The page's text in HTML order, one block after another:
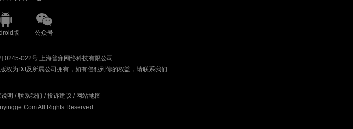
版 公众号
0245-022号 上海普寐网络科技有限公司
权为DJ及所属公司拥有，如有侵犯到你的权益，请联系我们
明 /联系我们 /投诉建议 / 网站地图
All Rights Reserved.